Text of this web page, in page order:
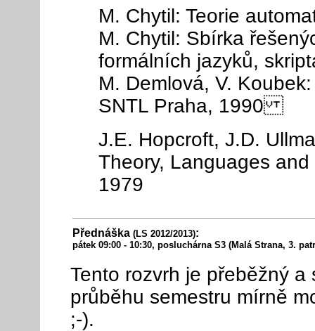
M. Chytil: Teorie
M. Chytil: Sbírka
formálních jazyků,
M. Demlová, V.
SNTL Praha, 1990
J.E. Hopcroft, J.D.
Theory, Languages
1979
Přednáška(LS 2012/2013):
pátek 09:00 - 10:30, posluchárna S3 (Malá Strana, 3.
Tento rozvrh je přeběžný
průběhu semestru mírně
;-).